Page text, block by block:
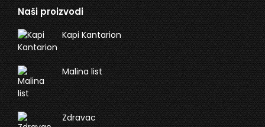
Naši proizvodi
Kapi Kantarion
Malina list
Zdravac